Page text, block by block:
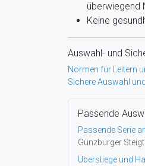
überwiegend
Keine
Auswahl- und
Normen für Leitern
Sichere Auswahl
Passende
Passende Serie
Günzburger
Überstiege und